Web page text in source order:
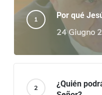
Por qué
24 Giugno
¿Quién